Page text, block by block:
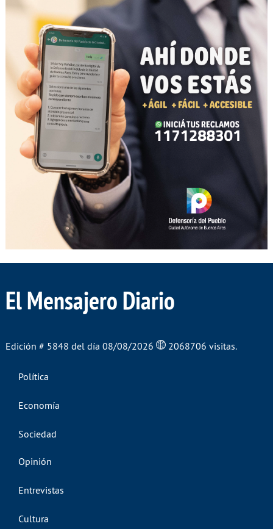
El Mensajero Diario
Edición # 5848 del día 08/08/2026 2068706 visitas.
Política
Economía
Sociedad
Opinión
Entrevistas
Cultura